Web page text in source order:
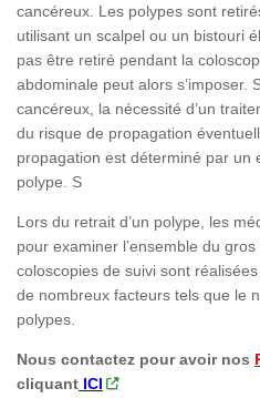
cancéreux. Les polypes sont
utilisant un scalpel ou un bistouri
pas être retiré pendant la
abdominale peut alors s’imposer.
cancéreux, la nécessité d’un
du risque de propagation
propagation est déterminé par un
polype. S
Lors du retrait d’un polype, les
pour examiner l’ensemble du
coloscopies de suivi sont
de nombreux facteurs tels que le
polypes.
Nous contactez pour avoir nos
cliquant ICI